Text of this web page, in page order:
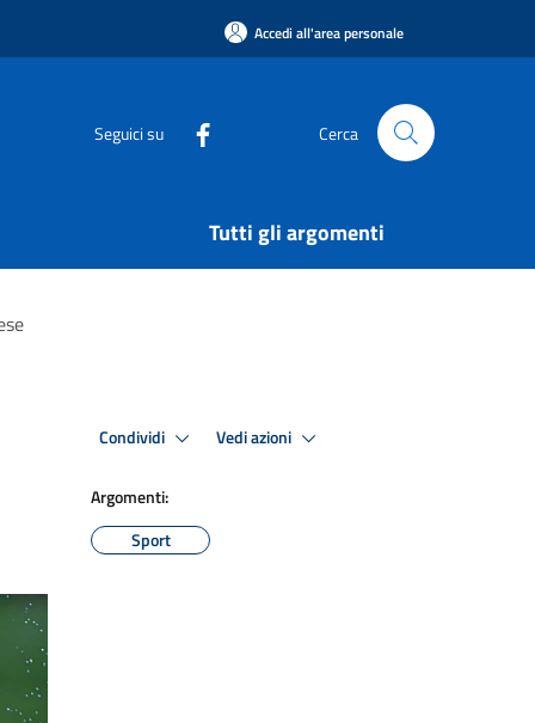
Accedi all'area personale
Seguici su Cerca
Tutti gli argomenti
Condividi Vedi azioni
Argomenti:
Sport